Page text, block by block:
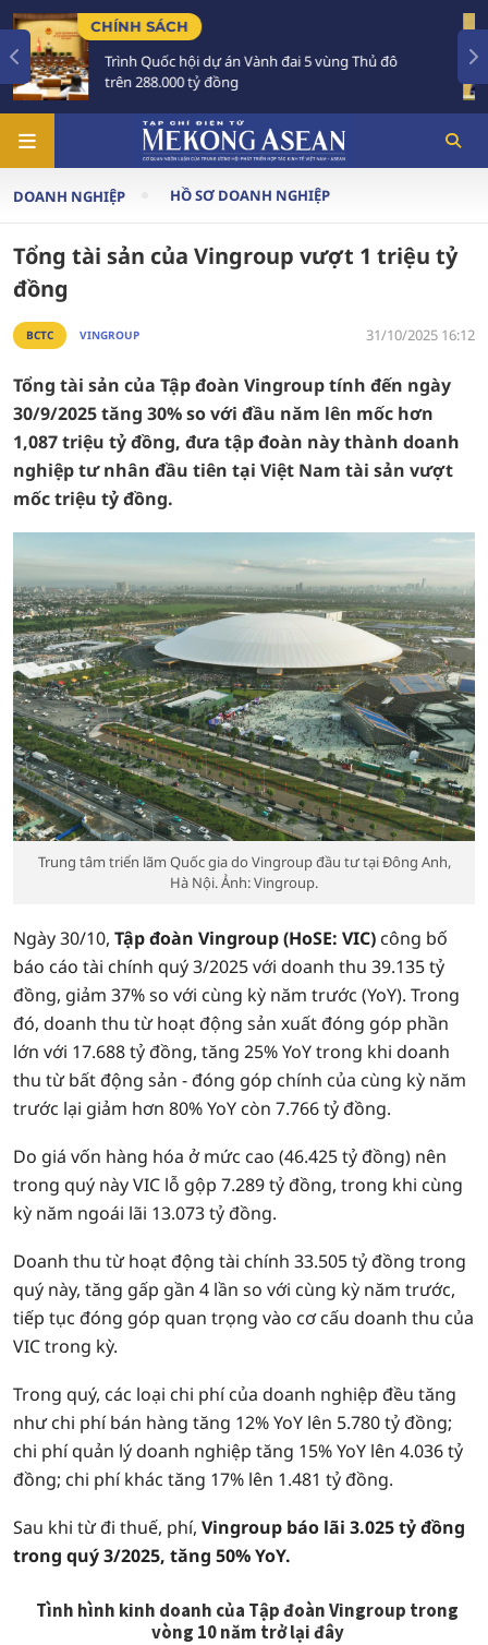
đai 5 vùng Thủ đô
Tổng Bí thư, Chủ tịch nước
DOANH NGHIỆP HỒ SƠ DOANH NGHIỆP
Tổng tài sản của Vingroup vượt 1 triệu tỷ
đồng
BCTC VINGROUP 31/10/2025 16:12
Tổng tài sản của Tập đoàn Vingroup tính đến ngày
30/9/2025 tăng 30% so với đầu năm lên mốc hơn
1,087 triệu tỷ đồng, đưa tập đoàn này thành doanh
nghiệp tư nhân đầu tiên tại Việt Nam tài sản vượt
mốc triệu tỷ đồng.
Trung tâm triển lãm Quốc gia do Vingroup đầu tư tại Đông Anh,
Hà Nội. Ảnh: Vingroup.
Ngày 30/10, Tập đoàn Vingroup (HoSE: VIC) công bố
báo cáo tài chính quý 3/2025 với doanh thu 39.135 tỷ
đồng, giảm 37% so với cùng kỳ năm trước (YoY). Trong
đó, doanh thu từ hoạt động sản xuất đóng góp phần
lớn với 17.688 tỷ đồng, tăng 25% YoY trong khi doanh
thu từ bất động sản - đóng góp chính của cùng kỳ năm
trước lại giảm hơn 80% YoY còn 7.766 tỷ đồng.
Do giá vốn hàng hóa ở mức cao (46.425 tỷ đồng) nên
trong quý này VIC lỗ gộp 7.289 tỷ đồng, trong khi cùng
kỳ năm ngoái lãi 13.073 tỷ đồng.
Doanh thu từ hoạt động tài chính 33.505 tỷ đồng trong
quý này, tăng gấp gần 4 lần so với cùng kỳ năm trước,
tiếp tục đóng góp quan trọng vào cơ cấu doanh thu của
VIC trong kỳ.
Trong quý, các loại chi phí của doanh nghiệp đều tăng
như chi phí bán hàng tăng 12% YoY lên 5.780 tỷ đồng;
chi phí quản lý doanh nghiệp tăng 15% YoY lên 4.036 tỷ
đồng; chi phí khác tăng 17% lên 1.481 tỷ đồng.
Sau khi từ đi thuế, phí, Vingroup báo lãi 3.025 tỷ đồng
trong quý 3/2025, tăng 50% YoY.